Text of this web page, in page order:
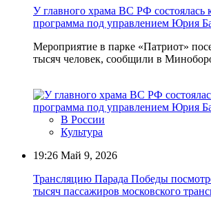
У главного храма ВС РФ состоялась
программа под управлением Юрия
Мероприятие в парке «Патриот»
тысяч человек, сообщили в
В России
Культура
19:26 Май 9, 2026
Трансляцию Парада Победы
тысяч пассажиров московского